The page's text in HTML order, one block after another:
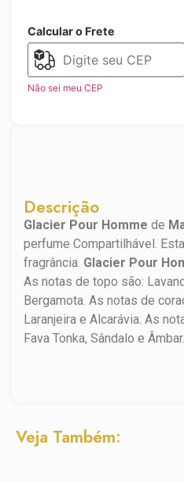
Descrição
Glacier Pour Homme de
perfume Compartilhável.
fragrância. Glacier Pour
As notas de topo são:
Bergamota. As notas de
Laranjeira e Alcarávia. As
Fava Tonka, Sândalo e Âmbar.
Calcular o Frete
Não sei meu CEP
Veja Também: